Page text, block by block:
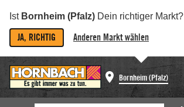
Ist Bornheim (Pfalz) Dein richtiger Markt?
JA, RICHTIG Anderen Markt wählen
Bornheim (Pfalz)